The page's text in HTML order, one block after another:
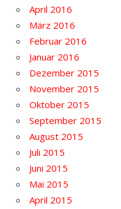
April 2016
März 2016
Februar 2016
Januar 2016
Dezember 2015
November 2015
Oktober 2015
September 2015
August 2015
Juli 2015
Juni 2015
Mai 2015
April 2015